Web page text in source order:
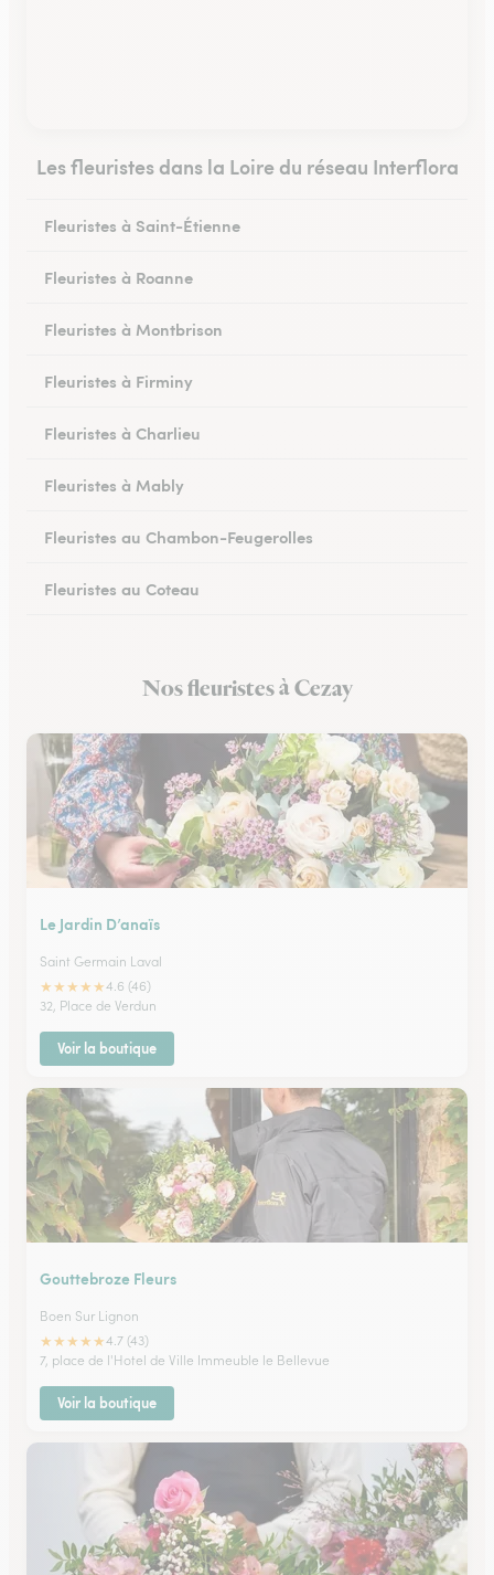
Les fleuristes dans la Loire du réseau Interflora
Fleuristes à Saint-Étienne
Fleuristes à Roanne
Fleuristes à Montbrison
Fleuristes à Firminy
Fleuristes à Charlieu
Fleuristes à Mably
Fleuristes au Chambon-Feugerolles
Fleuristes au Coteau
Fleuristes à BonsonNos fleuristes à Cezay
Le Jardin D’anaïs
Saint Germain Laval
★★★★★4.6 (46)
32, Place de Verdun
Voir la boutique
Gouttebroze Fleurs
Boen Sur Lignon
★★★★★4.7 (43)
7, place de l'Hotel de Ville Immeuble le Bellevue
Voir la boutique